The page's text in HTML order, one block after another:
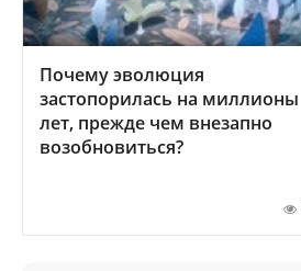
Почему эволюция
застопорилась на миллионы
лет, прежде чем внезапно
возобновиться?